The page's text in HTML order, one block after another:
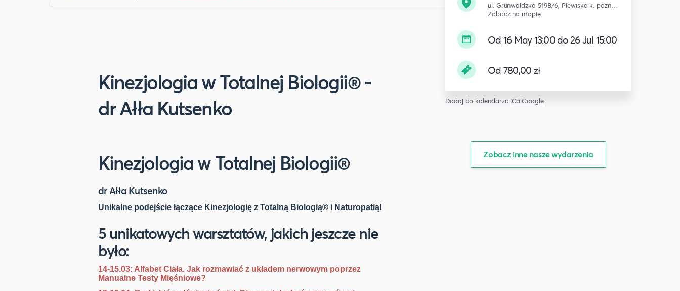
Kinezjologia w Totalnej Biologii® -
dr Ałła Kutsenko
Kinezjologia w Totalnej Biologii®
dr Ałła Kutsenko
Unikalne podejście łączące Kinezjologię z Totalną Biologią® i Naturopatią!
5 unikatowych warsztatów, jakich jeszcze nie
było:
14-15.03: Alfabet Ciała. Jak rozmawiać z układem nerwowym poprzez
Manualne Testy Mięśniowe?
ul. Grunwaldzka 519B/6, Plewiska k. poznania
Zobacz na mapie
Od 16 May 13:00 do 26 Jul 15:00
Od 780,00 zł
Dodaj do kalendarza:iCalGoogle
Zobacz inne nasze wydarzenia